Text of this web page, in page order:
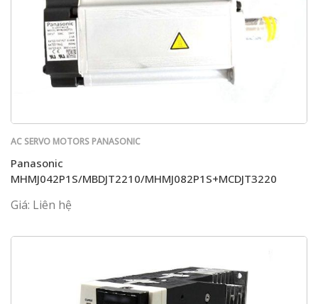
AC SERVO MOTORS PANASONIC
Panasonic
MHMJ042P1S/MBDJT2210/MHMJ082P1S+MCDJT3220
Giá: Liên hệ